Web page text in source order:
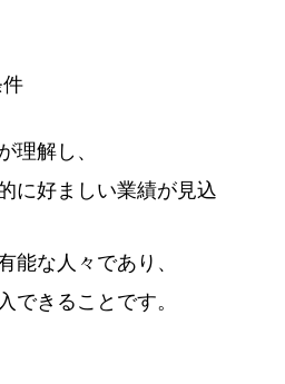
理解し、
に好ましい業績が見込
能な人々であり、
できることです。